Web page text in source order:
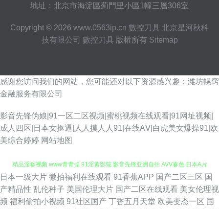
地址：北京市海淀區薊門里小區1幢三層306室
Copyright © 2026 www.0563ip.cn 數控刀具 北京星河秋科
技有限公司 數控刀具 版權所有 Sitemap
感谢您访问我们的网站，您可能还对以下资源感兴趣：潍坊幌窍
金融服务有限公司
影音先锋伪娘|91一区二区视频|蜜桃视频在线观看|91网址视频|
成人四区|日本女抠逼|人人摸人人91|在线AⅤ|白虎美女爆操91|欧
美综合婷婷 网站地图
青娱乐亚豆花 日韩草操 日本精品VA网站 玖玖精品热 91国产精品操笔 国产
精品淫秽视频 www青青操 91淫黄影院 影音先锋亚洲自拍 AVV春色 日本A片
日本一级大片 微拍福利在线观看 91香蕉APP 国产二区三区 国
产精品性 乱伦种子 美国伦理大片 国产二区在线观看 美女伦理视
频 福利偷拍小视频 91社区国产 丁香五月天堂 欧美变态一区 国